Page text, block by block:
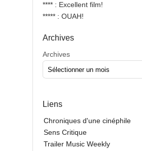
**** : Excellent film!
***** : OUAH!
Archives
Archives
Liens
Chroniques d'une cinéphile
Sens Critique
Trailer Music Weekly